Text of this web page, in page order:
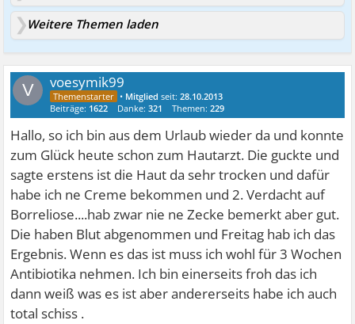
Weitere Themen laden
V voesymik99
• Mitglied seit:28.10.2013
Beiträge: 1622 Danke:321 Themen:229
Hallo, so ich bin aus dem Urlaub wieder da und konnte
zum Glück heute schon zum Hautarzt. Die guckte und
sagte erstens ist die Haut da sehr trocken und dafür
habe ich ne Creme bekommen und 2. Verdacht auf
Borreliose....hab zwar nie ne Zecke bemerkt aber gut.
Die haben Blut abgenommen und Freitag hab ich das
Ergebnis. Wenn es das ist muss ich wohl für 3 Wochen
Antibiotika nehmen. Ich bin einerseits froh das ich
dann weiß was es ist aber andererseits habe ich auch
total schiss .